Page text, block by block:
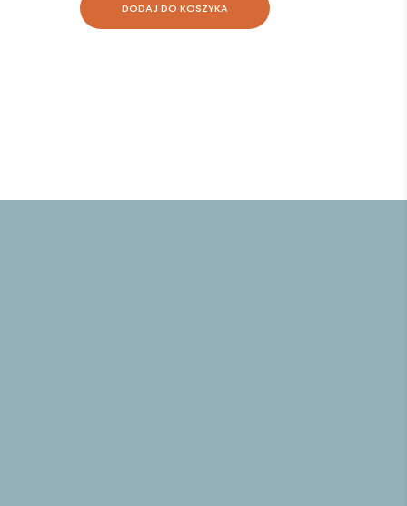
DODAJ DO KOSZYKA